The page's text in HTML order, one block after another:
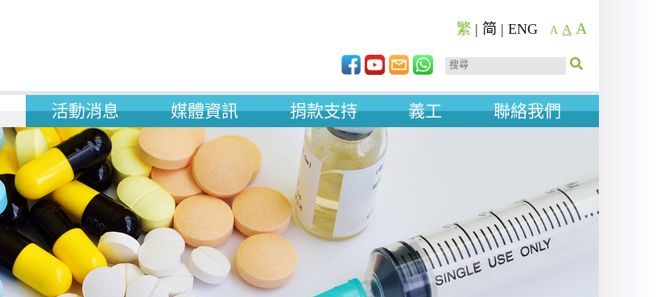
繁 | 简 | ENG A A A
活動消息 媒體資訊 捐款支持 義工 聯絡我們